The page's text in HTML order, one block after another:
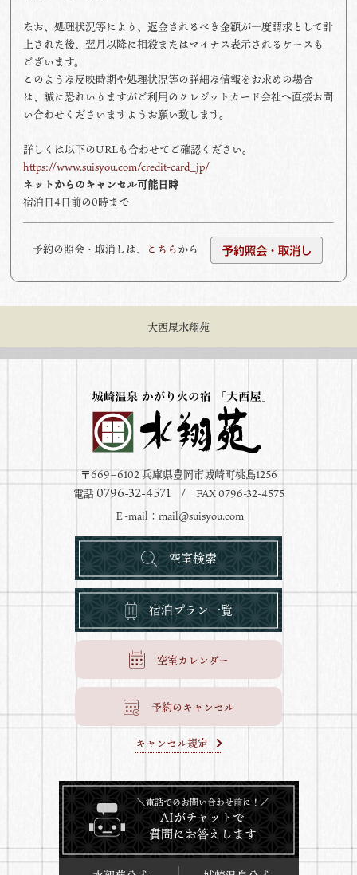
なお、処理状況等により、返金されるべき金額が一度請求として計
上された後、翌月以降に相殺またはマイナス表示されるケースも
ございます。
このような反映時期や処理状況等の詳細な情報をお求めの場合
は、誠に恐れいりますがご利用のクレジットカード会社へ直接お問
い合わせくださいますようお願い致します。
詳しくは以下のURLも合わせてご確認ください。
https://www.suisyou.com/credit-card_jp/
ネットからのキャンセル可能日時
宿泊日4日前の0時まで
予約の照会・取消しは、 こちらから
大西屋水翔苑
〒669−6102 兵庫県豊岡市城崎町桃島1256
電話0796-32-4571/ FAX 0796-32-4575
Ｅ-mail： mail@suisyou.com
空室検索
宿泊プラン一覧
空室カレンダー
予約のキャンセル
キャンセル規定
＼電話でのお問い合わせ前に！／
AIがチャットで
質問にお答えします